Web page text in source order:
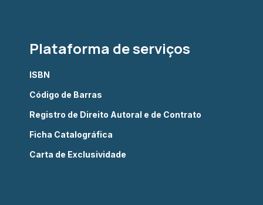
Plataforma de serviços
ISBN
Código de Barras
Registro de Direito Autoral e de Contrato
Ficha Catalográfica
Carta de Exclusividade